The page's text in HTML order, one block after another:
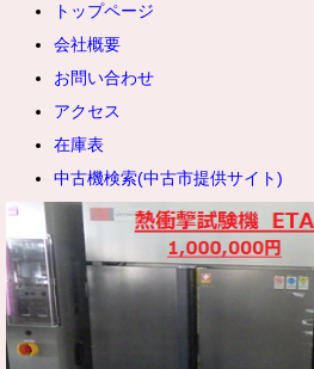
トップページ
会社概要
お問い合わせ
アクセス
在庫表
中古機検索(中古市提供サイト)